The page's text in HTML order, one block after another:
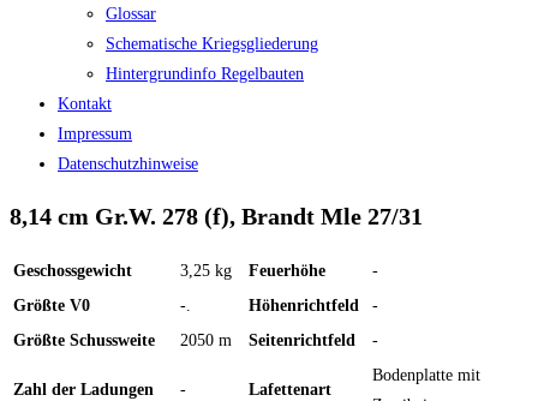
Glossar
Schematische Kriegsgliederung
Hintergrundinfo Regelbauten
Kontakt
Impressum
Datenschutzhinweise
8,14 cm Gr.W. 278 (f), Brandt Mle 27/31
Geschossgewicht 3,25 kg Feuerhöhe
-
Größte V0
-. Höhenrichtfeld
-
Größte Schussweite
2050 m Seitenrichtfeld -
Zahl der Ladungen - Lafettenart
Bodenplatte mit